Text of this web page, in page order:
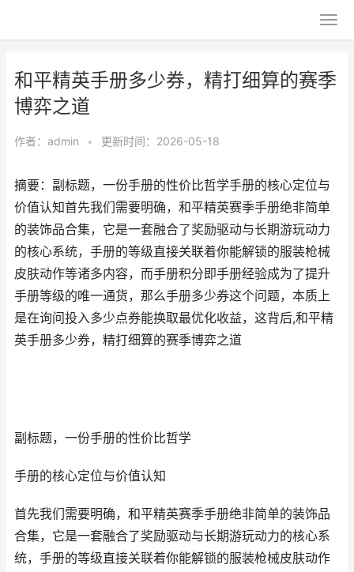
和平精英手册多少券，精打细算的赛季
博弈之道
作者： admin • 更新时间：2026-05-18
摘要：副标题，一份手册的性价比哲学手册的核心定位与
价值认知首先我们需要明确，和平精英赛季手册绝非简单
的装饰品合集，它是一套融合了奖励驱动与长期游玩动力
的核心系统，手册的等级直接关联着你能解锁的服装枪械
皮肤动作等诸多内容，而手册积分即手册经验成为了提升
手册等级的唯一通货，那么手册多少券这个问题，本质上
是在询问投入多少点券能换取最优化收益，这背后,和平精
英手册多少券，精打细算的赛季博弈之道
副标题，一份手册的性价比哲学
手册的核心定位与价值认知
首先我们需要明确，和平精英赛季手册绝非简单的装饰品
合集，它是一套融合了奖励驱动与长期游玩动力的核心系
统，手册的等级直接关联着你能解锁的服装枪械皮肤动作